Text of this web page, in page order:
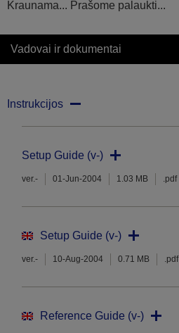
Kraunama... Prašome palaukti...
Vadovai ir dokumentai
Instrukcijos
Setup Guide (v-)
ver.- 01-Jun-2004 1.03 MB .pdf
Setup Guide (v-)
ver.- 10-Aug-2004 0.71 MB .pdf
Reference Guide (v-)